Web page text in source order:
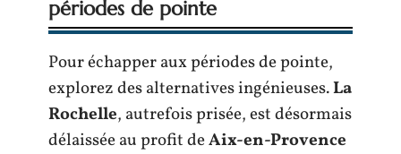
périodes de pointe
Pour échapper aux périodes de pointe,
explorez des alternatives ingénieuses.La
Rochelle, autrefois prisée, est désormais
délaissée au profit deAix-en-Provence